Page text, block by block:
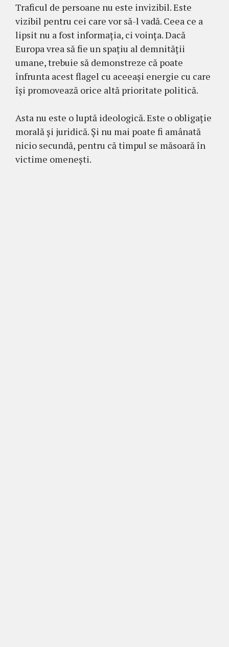
Traficul de persoane nu este invizibil. Este
vizibil pentru cei care vor să-l vadă. Ceea ce a
lipsit nu a fost informația, ci voința. Dacă
Europa vrea să fie un spațiu al demnității
umane, trebuie să demonstreze că poate
înfrunta acest flagel cu aceeași energie cu care
își promovează orice altă prioritate politică.
Asta nu este o luptă ideologică. Este o obligație
morală și juridică. Și nu mai poate fi amânată
nicio secundă, pentru că timpul se măsoară în
victime omenești.